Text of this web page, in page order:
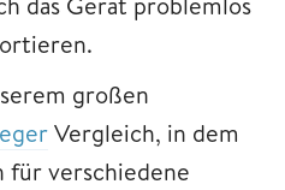
großen
Vergleich, in dem
für verschiedene